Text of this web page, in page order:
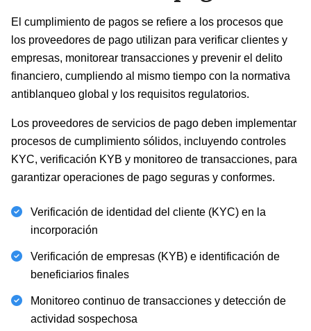
El cumplimiento de pagos se refiere a los procesos que
los proveedores de pago utilizan para verificar clientes y
empresas, monitorear transacciones y prevenir el delito
financiero, cumpliendo al mismo tiempo con la normativa
antiblanqueo global y los requisitos regulatorios.
Los proveedores de servicios de pago deben implementar
procesos de cumplimiento sólidos, incluyendo controles
KYC, verificación KYB y monitoreo de transacciones, para
garantizar operaciones de pago seguras y conformes.
Verificación de identidad del cliente (KYC) en la
incorporación
Verificación de empresas (KYB) e identificación de
beneficiarios finales
Monitoreo continuo de transacciones y detección de
actividad sospechosa